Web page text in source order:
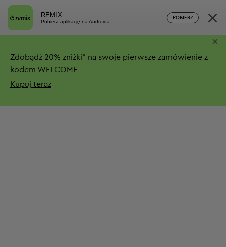
REMIX
Pobierz aplikację na Androida
POBIERZ ×
Zdobądź 20% zniżki* na swoje pierwsze zamówienie z
kodem WELCOME
Kupuj teraz
×